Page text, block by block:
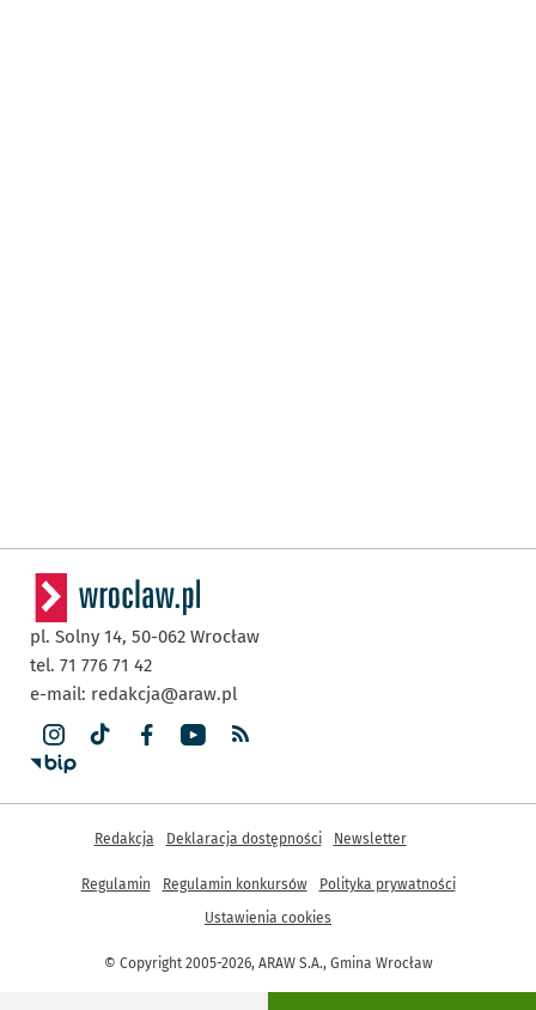
pl. Solny 14, 50-062 Wrocław
tel. 71 776 71 42
e-mail: redakcja@araw.pl
© Copyright 2005-2026, ARAW S.A., Gmina Wrocław
Inne informacje
Redakcja Deklaracja dostępności Newsletter
Regulamin Regulamin konkursów
Polityka prywatności
Ustawienia cookies